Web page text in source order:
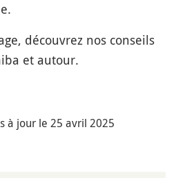
découvrez nos conseils
et autour.
à jour le 25 avril 2025